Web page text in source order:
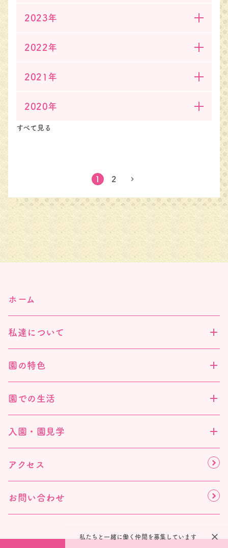
私たちと一緒に働く仲間を募集しています close
2023年
2022年
2021年
2020年
すべて見る
1 2 chevron_right
ホーム
私達について
園の特色
園での生活
入園・園見学
アクセス
お問い合わせ